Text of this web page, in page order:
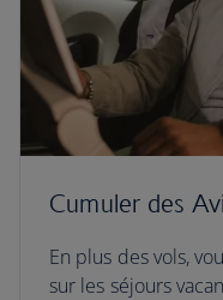
Cumuler des
En plus des vols,
sur les séjours